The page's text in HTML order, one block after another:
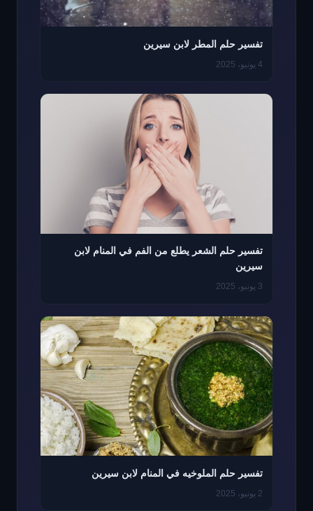
تفسير حلم المطر لابن سيرين
4 يونيو، 2025
تفسير حلم الشعر يطلع من الفم في المنام لابن
سيرين
3 يونيو، 2025
تفسير حلم الملوخيه في المنام لابن سيرين
2 يونيو، 2025